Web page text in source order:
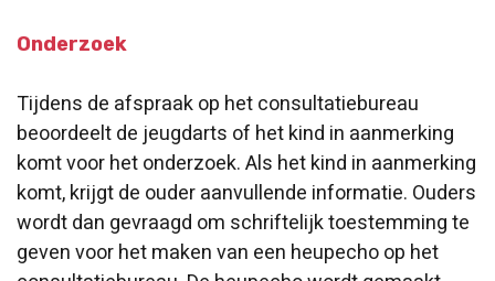
Onderzoek
Tijdens de afspraak op het consultatiebureau
beoordeelt de jeugdarts of het kind in aanmerking
komt voor het onderzoek. Als het kind in aanmerking
komt, krijgt de ouder aanvullende informatie. Ouders
wordt dan gevraagd om schriftelijk toestemming te
geven voor het maken van een heupecho op het